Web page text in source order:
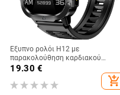
Έξυπνο ρολόι H12 με
παρακολούθηση καρδιακού
ρυθμού, ανίχνευση οξυγόνου στο
αίμα, παρακολούθηση ύπνου,
κλήσεις Bluetooth και μετρητής
19.30 €
add_shopping_cart